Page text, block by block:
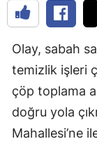
Olay, sabah
temizlik işleri
çöp toplama
doğru yola
Mahallesi’ne